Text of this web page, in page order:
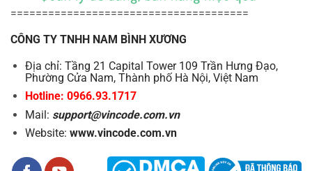
======================================
CÔNG TY TNHH NAM BÌNH XƯƠNG
Địa chỉ: Tầng 21 Capital Tower 109 Trần Hưng Đạo,
Phường Cửa Nam, Thành phố Hà Nội, Việt Nam
Hotline: 0966.93.1717
Mail: support@vincode.com.vn
Website: www.vincode.com.vn